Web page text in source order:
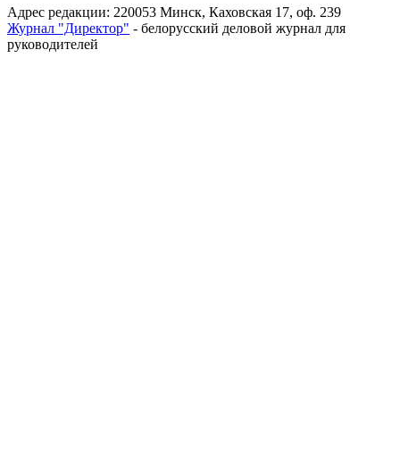
Адрес редакции: 220053 Минск, Каховская 17, оф. 239
Журнал "Директор" - белорусский деловой журнал для
руководителей